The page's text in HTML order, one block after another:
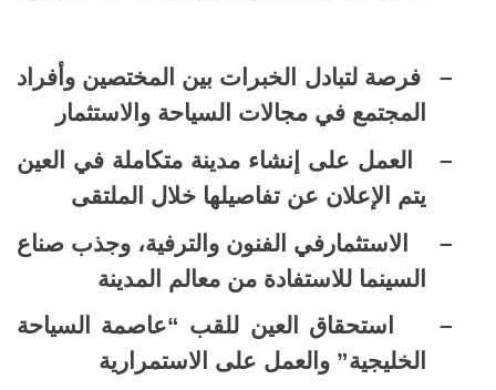
– فرصة لتبادل الخبرات بين المختصين وأفراد
المجتمع في مجالات السياحة والاستثمار
–
العمل على إنشاء مدينة متكاملة في العين
يتم الإعلان عن تفاصيلها خلال الملتقى
–
الاستثمارفي الفنون والترفية، وجذب صناع
السينما للاستفادة من معالم المدينة
–
استحقاق العين للقب “عاصمة السياحة
الخليجية” والعمل على الاستمرارية